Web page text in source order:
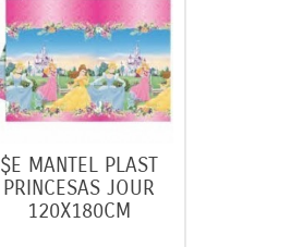
$E MANTEL PLAST
PRINCESAS JOUR
120X180CM